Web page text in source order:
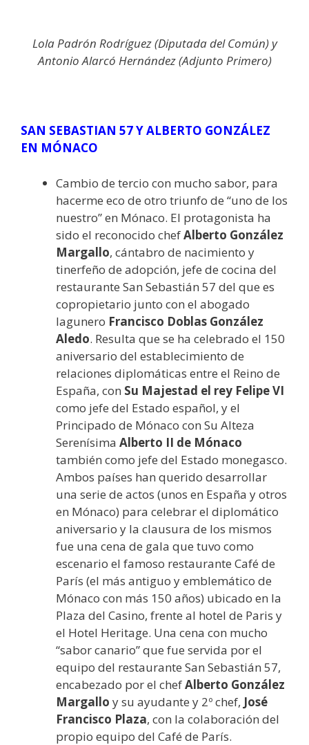
Lola Padrón Rodríguez (Diputada del Común) y
Antonio Alarcó Hernández (Adjunto Primero)
SAN SEBASTIAN 57 Y ALBERTO GONZÁLEZ
EN MÓNACO
Cambio de tercio con mucho sabor, para
hacerme eco de otro triunfo de “uno de los
nuestro” en Mónaco. El protagonista ha
sido el reconocido chefAlberto González
Margallo, cántabro de nacimiento y
tinerfeño de adopción, jefe de cocina del
restaurante San Sebastián 57 del que es
copropietario junto con el abogado
lagunero Francisco Doblas González
Aledo. Resulta que se ha celebrado el 150
aniversario del establecimiento de
relaciones diplomáticas entre el Reino de
España, con Su Majestad el rey Felipe VI
como jefe del Estado español, y el
Principado de Mónaco con Su Alteza
Serenísima Alberto II de Mónaco
también como jefe del Estado monegasco.
Ambos países han querido desarrollar
una serie de actos (unos en España y otros
en Mónaco) para celebrar el diplomático
aniversario y la clausura de los mismos
fue una cena de gala que tuvo como
escenario el famoso restaurante Café de
París (el más antiguo y emblemático de
Mónaco con más 150 años) ubicado en la
Plaza del Casino, frente al hotel de Paris y
el Hotel Heritage. Una cena con mucho
“sabor canario” que fue servida por el
equipo del restaurante San Sebastián 57,
encabezado por el chefAlberto González
Margallo y su ayudante y 2º chef, José
Francisco Plaza, con la colaboración del
propio equipo del Café de París.